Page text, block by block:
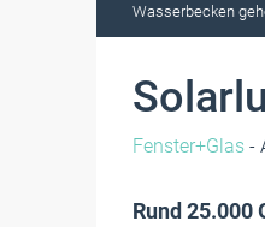
Wasserbecken
Fenster+Glas -
Rund 25.000